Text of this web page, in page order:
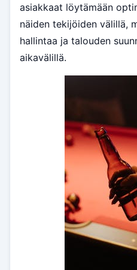
asiakkaat löytämään
näiden tekijöiden välillä,
hallintaa ja talouden
aikavälillä.